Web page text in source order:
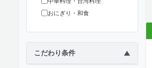
おにぎり・和食
こだわり条件 ▶